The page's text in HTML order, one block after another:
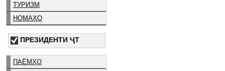
ТУРИЗМ
НОМАҲО
ПРЕЗИДЕНТИ ҶТ
ПАЁМҲО